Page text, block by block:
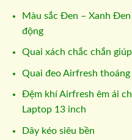
Màu sắc Đen – Xanh
động
Quai xách chắc chắn
Quai đeo Airfresh thoáng
Đệm khí Airfresh êm ái
Laptop 13 inch
Dây kéo siêu bền